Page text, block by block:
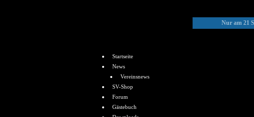
Startseite
News
Vereinsnews
SV-Shop
Forum
Gästebuch
Nur am 21